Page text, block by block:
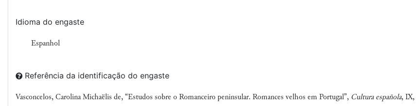
Idioma do engaste
Espanhol
Referência da identificação do engaste
Vasconcelos, Carolina Michaëlis de, “Estudos sobre o Romanceiro peninsular. Romances velhos em Portugal”, Cultura española, IX,